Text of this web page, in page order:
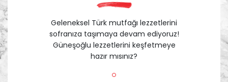
Geleneksel Türk mutfağı lezzetlerini
sofranıza taşımaya devam ediyoruz!
Güneşoğlu lezzetlerini keşfetmeye
hazır mısınız?